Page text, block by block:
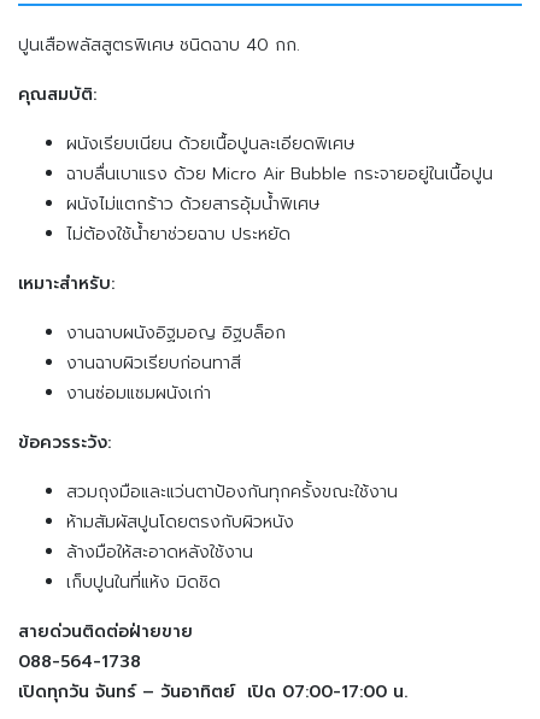
ปูนเสือพลัสสูตรพิเศษ ชนิดฉาบ 40 กก.
คุณสมบัติ:
ผนังเรียบเนียน ด้วยเนื้อปูนละเอียดพิเศษ
ฉาบลื่นเบาแรง ด้วย Micro Air Bubble กระจายอยู่ในเนื้อปูน
ผนังไม่แตกร้าว ด้วยสารอุ้มน้ำพิเศษ
ไม่ต้องใช้น้ำยาช่วยฉาบ ประหยัด
เหมาะสำหรับ:
งานฉาบผนังอิฐมอญ อิฐบล็อก
งานฉาบผิวเรียบก่อนทาสี
งานซ่อมแซมผนังเก่า
ข้อควรระวัง:
สวมถุงมือและแว่นตาป้องกันทุกครั้งขณะใช้งาน
ห้ามสัมผัสปูนโดยตรงกับผิวหนัง
ล้างมือให้สะอาดหลังใช้งาน
เก็บปูนในที่แห้ง มิดชิด
สายด่วนติดต่อฝ่ายขาย
088-564-1738
เปิดทุกวัน จันทร์ – วันอาทิตย์ เปิด 07:00-17:00 น.